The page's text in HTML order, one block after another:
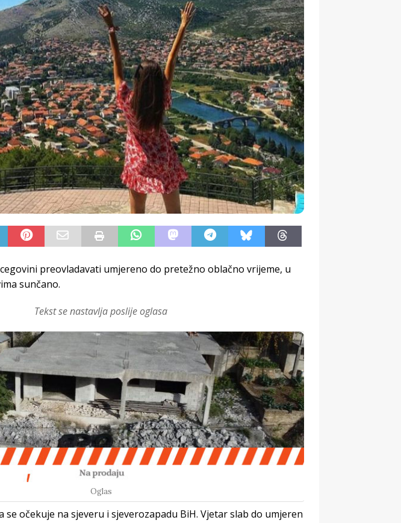
STAV
i tišina BOSNA I
preovladavati umjereno do pretežno oblačno vrijeme, u
sunčano.
Tekst se nastavlja poslije oglasa
Oglas
se očekuje na sjeveru i sjeverozapadu BiH. Vjetar slab do umjeren